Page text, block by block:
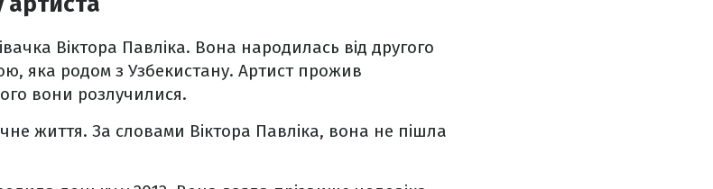
Віктора Павліка. Вона народилась від другого
яка родом з Узбекистану. Артист прожив
вони розлучилися.
життя. За словами Віктора Павліка, вона не пішла